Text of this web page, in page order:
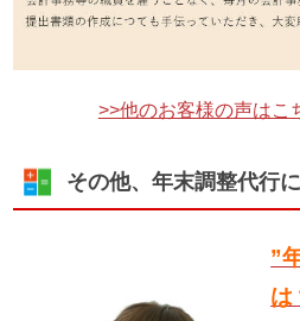
>>他のお客様の声はこ
その他、年末調整代行
”
は